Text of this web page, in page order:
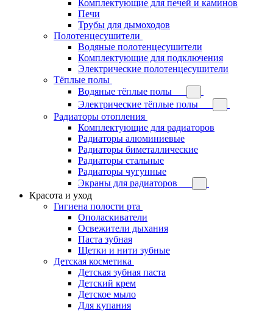
Комплектующие для печей и каминов
Печи
Трубы для дымоходов
Полотенцесушители
Водяные полотенцесушители
Комплектующие для подключения
Электрические полотенцесушители
Тёплые полы
Водяные тёплые полы
Электрические тёплые полы
Радиаторы отопления
Комплектующие для радиаторов
Радиаторы алюминиевые
Радиаторы биметаллические
Радиаторы стальные
Радиаторы чугунные
Экраны для радиаторов
Красота и уход
Гигиена полости рта
Ополаскиватели
Освежители дыхания
Паста зубная
Щетки и нити зубные
Детская косметика
Детская зубная паста
Детский крем
Детское мыло
Для купания